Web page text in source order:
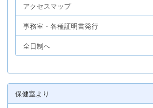
アクセスマップ
事務室・各種証明書発行
全日制へ
保健室より